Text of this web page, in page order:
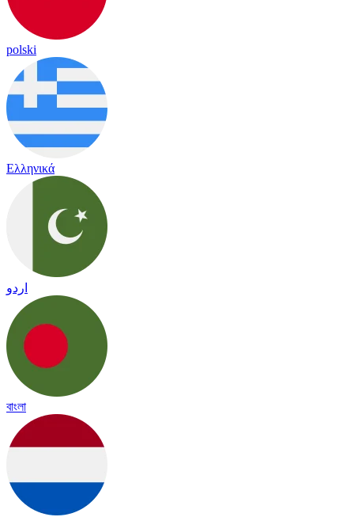
polski
Ελληνικά
اردو
বাংলা